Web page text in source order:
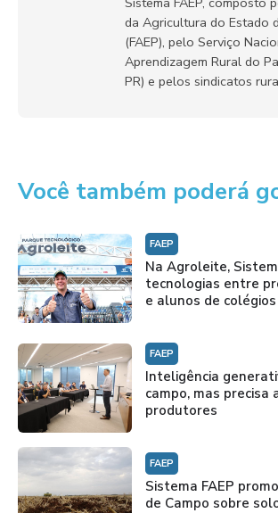
da Agricultura do Estado
(FAEP), pelo Serviço
Aprendizagem Rural do
PR) e pelos sindicatos
Você também poderá
FAEP
Na Agroleite,
tecnologias entre
e alunos de
FAEP
Inteligência
campo, mas precisa
produtores
FAEP
Sistema FAEP
de Campo sobre